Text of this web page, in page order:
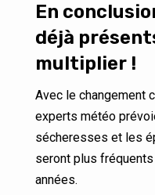
En
déjà
multiplier !
Avec le changement
experts météo
sécheresses et les
seront plus
années.